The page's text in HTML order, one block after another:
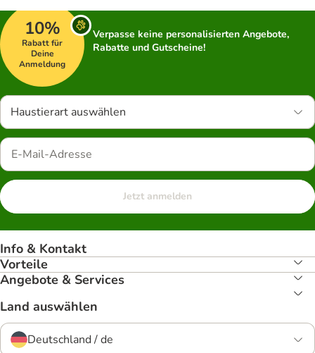
10%
Rabatt für
Deine
Anmeldung
Verpasse keine personalisierten Angebote,
Rabatte und Gutscheine!
Haustierart auswählen
Jetzt anmelden
Info & Kontakt
Vorteile
Angebote & Services
Land auswählen
Deutschland / de